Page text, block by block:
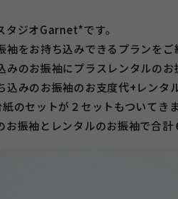
タジオGarnet*です。
袖をお持ち込みできるプランをご
みのお振袖にプラスレンタルの
込みのお振袖のお支度代+レンタ
のセットが２セットもついてき
お振袖とレンタルのお振袖で合